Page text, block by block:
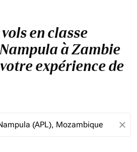
en classe
à Zambie
expérience de
close